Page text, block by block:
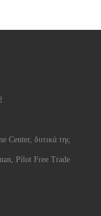
Center, δυτικά της
Pilot Free Trade